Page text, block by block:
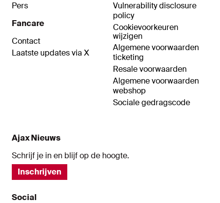
Pers
Fancare
Contact
Laatste updates via X
Vulnerability disclosure
policy
Cookievoorkeuren
wijzigen
Algemene voorwaarden
ticketing
Resale voorwaarden
Algemene voorwaarden
webshop
Sociale gedragscode
Ajax Nieuws
Schrijf je in en blijf op de hoogte.
Inschrijven
Social